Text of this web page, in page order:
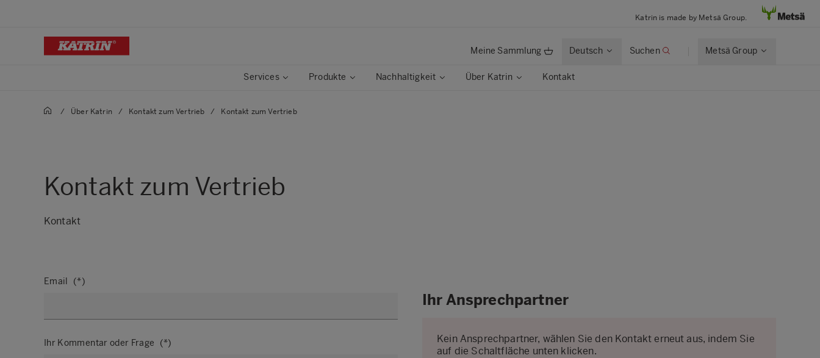
Katrin is made by Metsä Group.
Meine Sammlung Deutsch Suchen Metsä Group
Services Produkte Nachhaltigkeit Über Katrin Kontakt
/ Über Katrin / Kontakt zum Vertrieb / Kontakt zum Vertrieb
Kontakt zum Vertrieb
Kontakt
Email
Ihr Kommentar oder Frage
Ihr Ansprechpartner
Kein Ansprechpartner, wählen Sie den Kontakt erneut aus, indem Sie
auf die Schaltfläche unten klicken.